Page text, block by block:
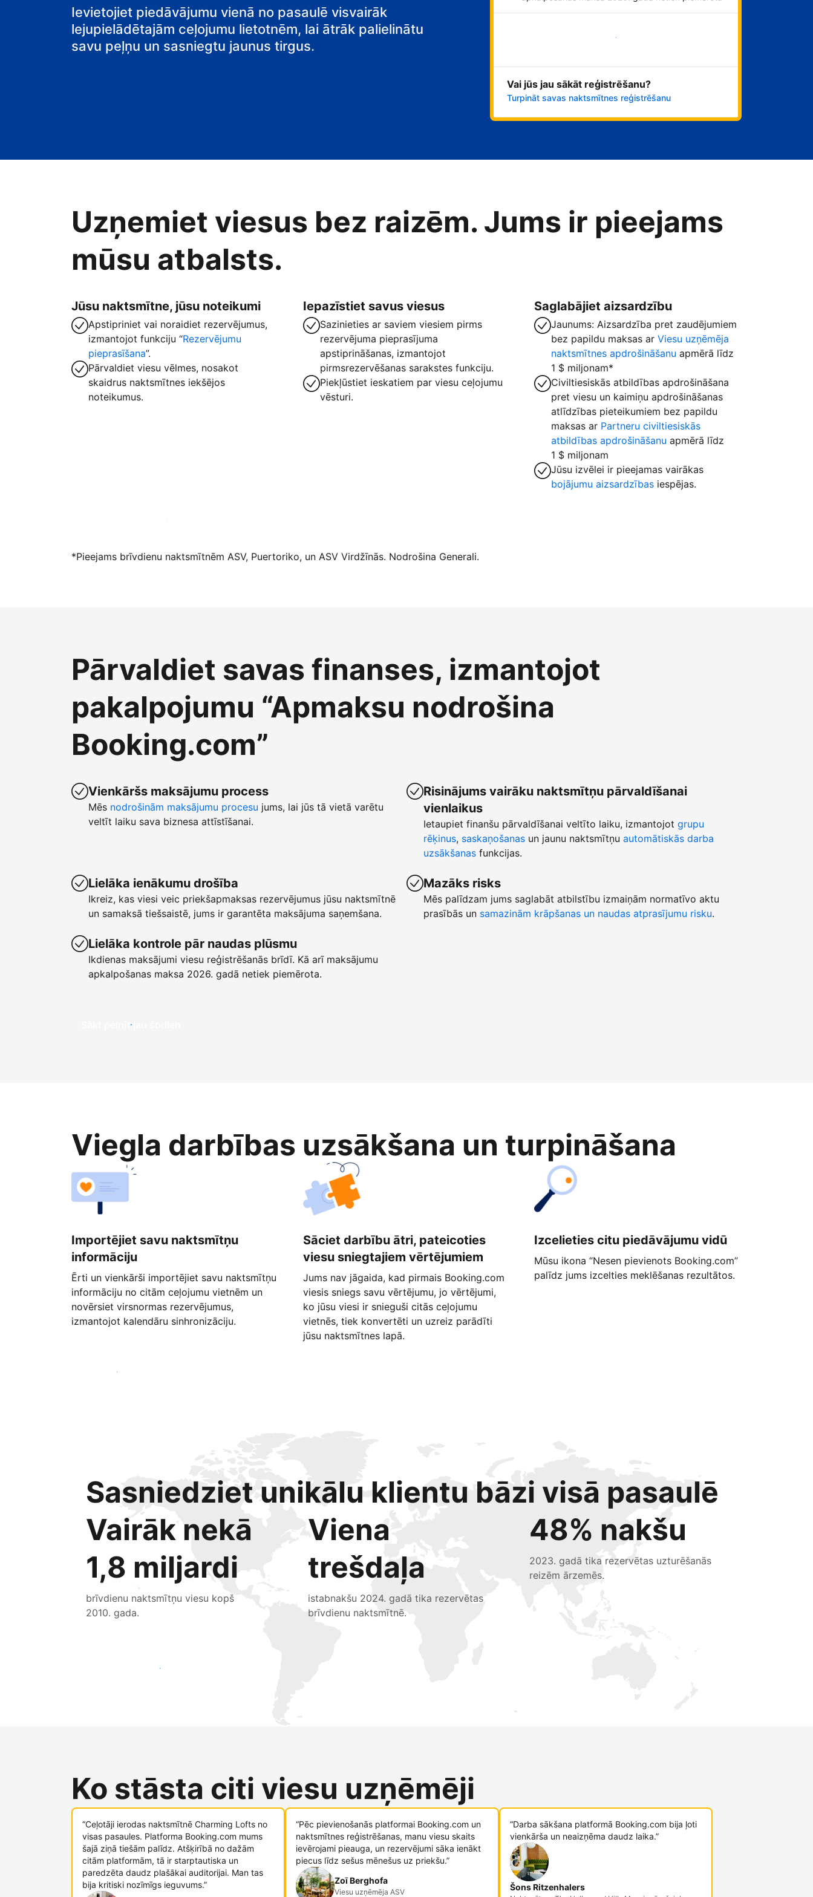
pansiju
Ievietojiet piedāvājumu vienā no pasaulē visvairāk
lejupielādētajām ceļojumu lietotnēm, lai ātrāk palielinātu
savu peļņu un sasniegtu jaunus tirgus.
Sāciet tūlīt!
Vai jūs jau sākāt reģistrēšanu?
Turpināt savas naktsmītnes reģistrēšanu
Uzņemiet viesus bez raizēm. Jums ir pieejams
mūsu atbalsts.
Jūsu naktsmītne, jūsu noteikumi
Apstipriniet vai noraidiet rezervējumus,
izmantojot funkciju “Rezervējumu
pieprasīšana”.
Pārvaldiet viesu vēlmes, nosakot
skaidrus naktsmītnes iekšējos
noteikumus.
Iepazīstiet savus viesus
Sazinieties ar saviem viesiem pirms
rezervējuma pieprasījuma
apstiprināšanas, izmantojot
pirmsrezervēšanas sarakstes funkciju.
Piekļūstiet ieskatiem par viesu ceļojumu
vēsturi.
Saglabājiet aizsardzību
Jaunums: Aizsardzība pret zaudējumiem
bez papildu maksas arViesu uzņēmēja
naktsmītnes apdrošināšanu apmērā līdz
1 $ miljonam*
Civiltiesiskās atbildības apdrošināšana
pret viesu un kaimiņu apdrošināšanas
atlīdzības pieteikumiem bez papildu
maksas ar Partneru civiltiesiskās
atbildības apdrošināšanu apmērā līdz
1 $ miljonam
Jūsu izvēlei ir pieejamas vairākas
bojājumu aizsardzības iespējas.
Izvietot piedāvājumu mūsu platformā
*Pieejams brīvdienu naktsmītnēm ASV, Puertoriko, un ASV Virdžīnās. Nodrošina Generali.
Pārvaldiet savas finanses, izmantojot
pakalpojumu “Apmaksu nodrošina
Booking.com”
Vienkāršs maksājumu process
Mēs nodrošinām maksājumu procesu jums, lai jūs tā vietā varētu
veltīt laiku sava biznesa attīstīšanai.
Lielāka ienākumu drošība
Ikreiz, kas viesi veic priekšapmaksas rezervējumus jūsu naktsmītnē
un samaksā tiešsaistē, jums ir garantēta maksājuma saņemšana.
Lielāka kontrole pār naudas plūsmu
Ikdienas maksājumi viesu reģistrēšanās brīdī. Kā arī maksājumu
apkalpošanas maksa 2026. gadā netiek piemērota.
Risinājums vairāku naktsmītņu pārvaldīšanai
vienlaikus
Ietaupiet finanšu pārvaldīšanai veltīto laiku, izmantojot grupu
rēķinus, saskaņošanas un jaunu naktsmītņu automātiskās darba
uzsākšanas funkcijas.
Mazāks risks
Mēs palīdzam jums saglabāt atbilstību izmaiņām normatīvo aktu
prasībās un samazinām krāpšanas un naudas atprasījumu risku.
Sākt pelnīt jau šodien
Viegla darbības uzsākšana un turpināšana
Importējiet savu naktsmītņu
informāciju
Ērti un vienkārši importējiet savu naktsmītņu
informāciju no citām ceļojumu vietnēm un
novērsiet virsnormas rezervējumus,
izmantojot kalendāru sinhronizāciju.
Sāciet darbību ātri, pateicoties
viesu sniegtajiem vērtējumiem
Jums nav jāgaida, kad pirmais Booking.com
viesis sniegs savu vērtējumu, jo vērtējumi,
ko jūsu viesi ir snieguši citās ceļojumu
vietnēs, tiek konvertēti un uzreiz parādīti
jūsu naktsmītnes lapā.
Izcelieties citu piedāvājumu vidū
Mūsu ikona “Nesen pievienots Booking.com”
palīdz jums izcelties meklēšanas rezultātos.
Sākt jau šodien
Sasniedziet unikālu klientu bāzi visā pasaulē
Vairāk nekā
1,8 miljardi
brīvdienu naktsmītņu viesu kopš
2010. gada.
Viena
trešdaļa
istabnakšu 2024. gadā tika rezervētas
brīvdienu naktsmītnē.
48% nakšu
2023. gadā tika rezervētas uzturēšanās
reizēm ārzemēs.
Sasniegt jaunus viesus jau šodien
Ko stāsta citi viesu uzņēmēji
“Ceļotāji ierodas naktsmītnē Charming Lofts no
visas pasaules. Platforma Booking.com mums
šajā ziņā tiešām palīdz. Atšķirībā no dažām
citām platformām, tā ir starptautiska un
paredzēta daudz plašākai auditorijai. Man tas
bija kritiski nozīmīgs ieguvums.”
“Pēc pievienošanās platformai Booking.com un
naktsmītnes reģistrēšanas, manu viesu skaits
ievērojami pieauga, un rezervējumi sāka ienākt
piecus līdz sešus mēnešus uz priekšu.”
Zoī Berghofa
Viesu uzņēmēja ASV
“Darba sākšana platformā Booking.com bija ļoti
vienkārša un neaizņēma daudz laika.”
Šons Ritzenhalers